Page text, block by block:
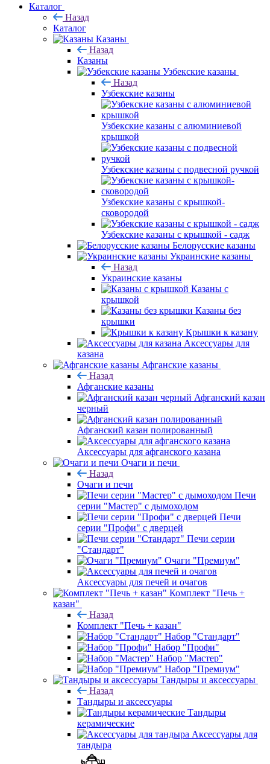
Каталог
Назад
Каталог
Казаны
Назад
Казаны
Узбекские казаны
Назад
Узбекские казаны
Узбекские казаны с алюминиевой
крышкой
Узбекские казаны с подвесной ручкой
Узбекские казаны с крышкой-
сковородой
Узбекские казаны с крышкой - садж
Белорусские казаны
Украинские казаны
Назад
Украинские казаны
Казаны с
крышкой
Казаны без
крышки
Крышки к казану
Аксессуары для
казана
Афганские казаны
Назад
Афганские казаны
Афганский казан
черный
Афганский казан полированный
Аксессуары для афганского казана
Очаги и печи
Назад
Очаги и печи
Печи
серии "Мастер" с дымоходом
Печи
серии "Профи" с дверцей
Печи серии
"Стандарт"
Очаги "Премиум"
Аксессуары для печей и очагов
Комплект "Печь +
казан"
Назад
Комплект "Печь + казан"
Набор "Стандарт"
Набор "Профи"
Набор "Мастер"
Набор "Премиум"
Тандыры и аксессуары
Назад
Тандыры и аксессуары
Тандыры
керамические
Аксессуары для
тандыра